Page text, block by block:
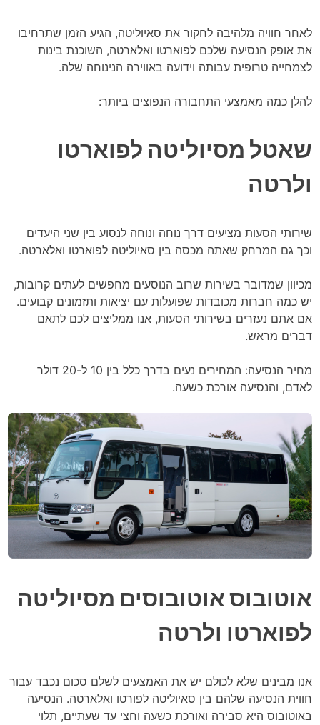
לאחר חוויה מלהיבה לחקור את סאיוליטה, הגיע הזמן שתרחיבו
את אופק הנסיעה שלכם לפוארטו ואלארטה, השוכנת בינות
לצמחייה טרופית עבותה וידועה באווירה הנינוחה שלה.
להלן כמה מאמצעי התחבורה הנפוצים ביותר:
שאטל מסיוליטה לפוארטו
ולרטה
שירותי הסעות מציעים דרך נוחה ונוחה לנסוע בין שני היעדים
וכך גם המרחק שאתה מכסה בין סאיוליטה לפוארטו ואלארטה.
מכיוון שמדובר בשירות שרוב הנוסעים מחפשים לעתים קרובות,
יש כמה חברות מכובדות שפועלות עם יציאות ותזמונים קבועים.
אם אתם נעזרים בשירותי הסעות, אנו ממליצים לכם לתאם
דברים מראש.
מחיר הנסיעה: המחירים נעים בדרך כלל בין 10 ל-20 דולר
לאדם, והנסיעה אורכת כשעה.
אוטובוס אוטובוסים מסיוליטה
לפוארטו ולרטה
אנו מבינים שלא לכולם יש את האמצעים לשלם סכום נכבד עבור
חווית הנסיעה שלהם בין סאיוליטה לפורטו ואלארטה. הנסיעה
באוטובוס היא סבירה ואורכת כשעה וחצי עד שעתיים, תלוי